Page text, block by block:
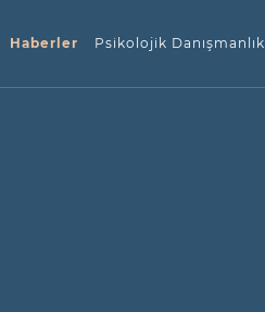
Haberler Psikolojik Danışmanlık